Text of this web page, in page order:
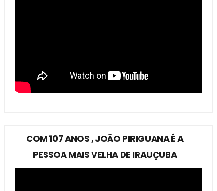
COM 107 ANOS , JOÃO PIRIGUANA É A
PESSOA MAIS VELHA DE IRAUÇUBA